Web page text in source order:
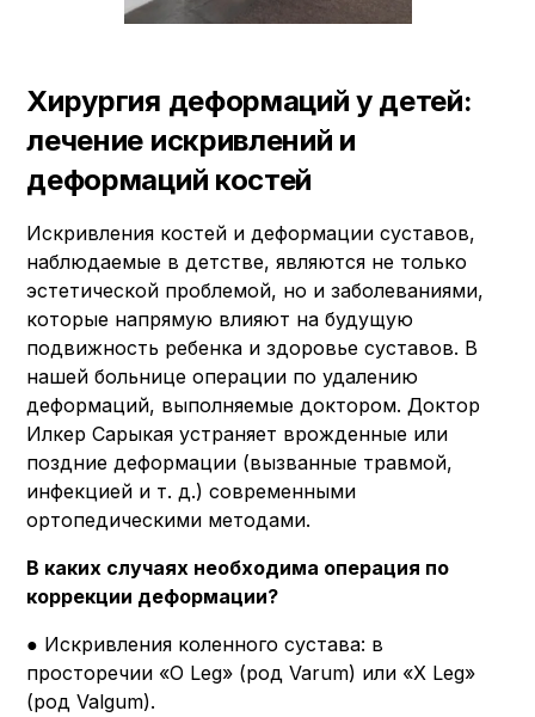
Хирургия деформаций у детей:
лечение искривлений и
деформаций костей
Искривления костей и деформации суставов,
наблюдаемые в детстве, являются не только
эстетической проблемой, но и заболеваниями,
которые напрямую влияют на будущую
подвижность ребенка и здоровье суставов. В
нашей больнице операции по удалению
деформаций, выполняемые доктором. Доктор
Илкер Сарыкая устраняет врожденные или
поздние деформации (вызванные травмой,
инфекцией и т. д.) современными
ортопедическими методами.
В каких случаях необходима операция по
коррекции деформации?
● Искривления коленного сустава: в
просторечии «O Leg» (род Varum) или «X Leg»
(род Valgum).